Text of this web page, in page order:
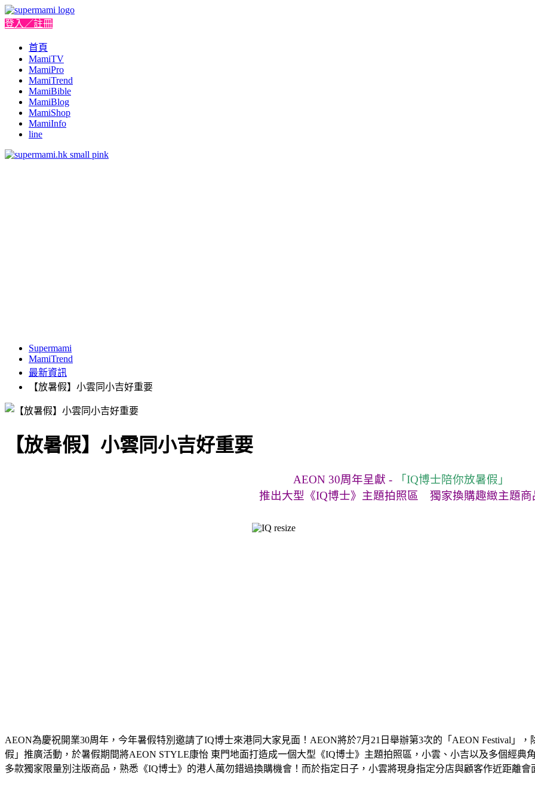
登入／註冊
首頁
MamiTV
MamiPro
MamiTrend
MamiBible
MamiBlog
MamiShop
MamiInfo
line
Supermami
MamiTrend
最新資訊
【放暑假】小雲同小吉好重要
【放暑假】小雲同小吉好重要
AEON 30周年呈獻 -
「IQ博士陪你放暑假」
推出大型《IQ博士》主題拍照區 獨家換購趣緻主題商
AEON為慶祝開業30周年，今年暑假特別邀請了IQ博士來港同大家見面！AEON將於7月21日舉辦第3次的「AEON Festival」
假」推廣活動，於暑假期間將AEON STYLE康怡 東門地面打造成一個大型《IQ博士》主題拍照區，小雲、小吉以及多個經典
多款獨家 限量別注版商品 ，熟悉《IQ博士》的港人萬勿錯過換購機會！而於指定日子，小雲將現身指定分店與顧客作近距離